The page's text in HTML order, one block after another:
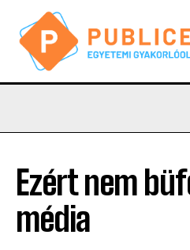
Ezért nem
média